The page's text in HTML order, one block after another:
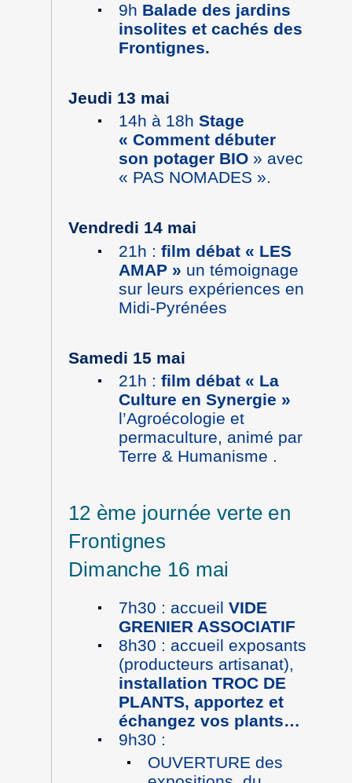
9h Balade des jardins
insolites et cachés des
Frontignes.
Jeudi 13 mai
14h à 18hStage
« Comment débuter
son potager BIO » avec
« PAS NOMADES ».
Vendredi 14 mai
21h :film débat « LES
AMAP » un témoignage
sur leurs expériences en
Midi-Pyrénées
Samedi 15 mai
21h :film débat « La
Culture en Synergie »
l’Agroécologie et
permaculture, animé par
Terre & Humanisme .
12 ème journée verte en
Frontignes
Dimanche 16 mai
7h30 : accueilVIDE
GRENIER ASSOCIATIF
8h30 : accueil exposants
(producteurs artisanat),
installation TROC DE
PLANTS, apportez et
échangez vos plants…
9h30 :
OUVERTURE des